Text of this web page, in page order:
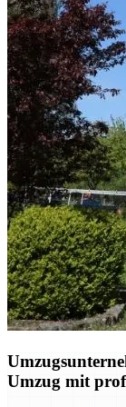
Umzug mit